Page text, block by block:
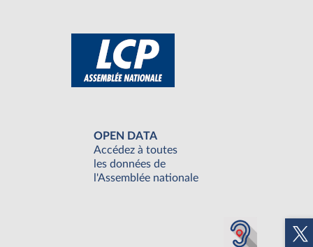
OPEN DATA
Accédez à toutes
les données de
l'Assemblée nationale